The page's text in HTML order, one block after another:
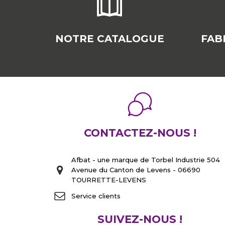
NOTRE CATALOGUE
CONTACTEZ-NOUS !
Afbat - une marque de Torbel Industrie 504
Avenue du Canton de Levens - 06690
TOURRETTE-LEVENS
Service clients
SUIVEZ-NOUS !